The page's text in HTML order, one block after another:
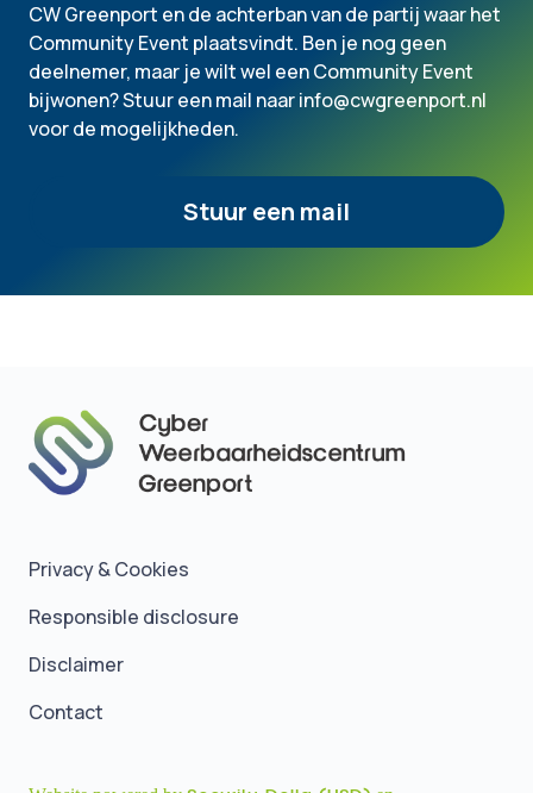
CW Greenport en de achterban van de partij waar het
Community Event plaatsvindt. Ben je nog geen
deelnemer, maar je wilt wel een Community Event
bijwonen? Stuur een mail naarinfo@cwgreenport.nl
voor de mogelijkheden.
Stuur een mail
Privacy & Cookies
Responsible disclosure
Disclaimer
Contact